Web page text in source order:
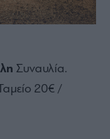
Συναυλία.
20€ /